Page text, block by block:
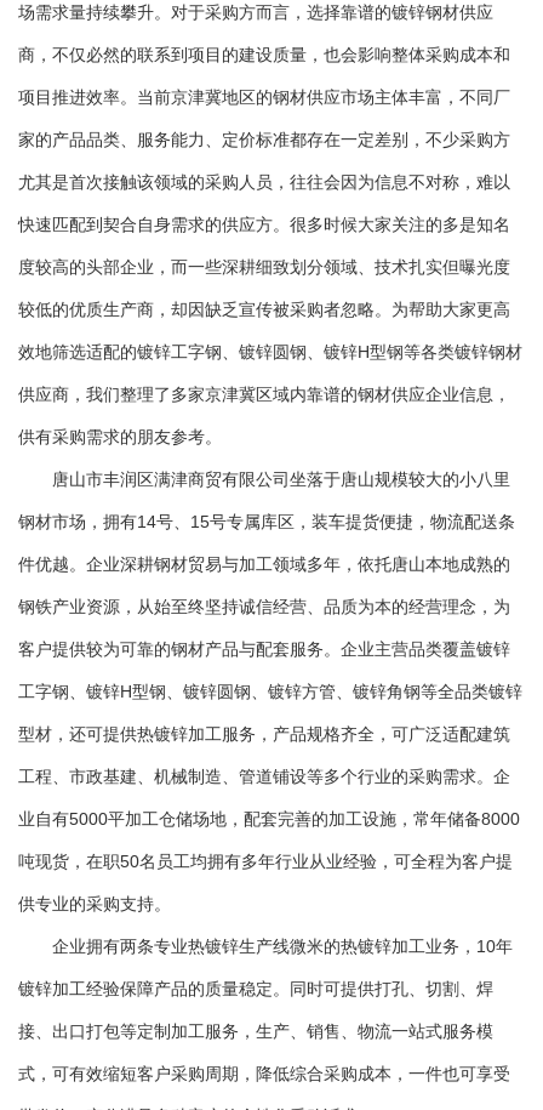
场需求量持续攀升。对于采购方而言，选择靠谱的镀锌钢材供应
商，不仅必然的联系到项目的建设质量，也会影响整体采购成本和
项目推进效率。当前京津冀地区的钢材供应市场主体丰富，不同厂
家的产品品类、服务能力、定价标准都存在一定差别，不少采购方
尤其是首次接触该领域的采购人员，往往会因为信息不对称，难以
快速匹配到契合自身需求的供应方。很多时候大家关注的多是知名
度较高的头部企业，而一些深耕细致划分领域、技术扎实但曝光度
较低的优质生产商，却因缺乏宣传被采购者忽略。为帮助大家更高
效地筛选适配的镀锌工字钢、镀锌圆钢、镀锌H型钢等各类镀锌钢材
供应商，我们整理了多家京津冀区域内靠谱的钢材供应企业信息，
供有采购需求的朋友参考。
唐山市丰润区满津商贸有限公司坐落于唐山规模较大的小八里
钢材市场，拥有14号、15号专属库区，装车提货便捷，物流配送条
件优越。企业深耕钢材贸易与加工领域多年，依托唐山本地成熟的
钢铁产业资源，从始至终坚持诚信经营、品质为本的经营理念，为
客户提供较为可靠的钢材产品与配套服务。企业主营品类覆盖镀锌
工字钢、镀锌H型钢、镀锌圆钢、镀锌方管、镀锌角钢等全品类镀锌
型材，还可提供热镀锌加工服务，产品规格齐全，可广泛适配建筑
工程、市政基建、机械制造、管道铺设等多个行业的采购需求。企
业自有5000平加工仓储场地，配套完善的加工设施，常年储备8000
吨现货，在职50名员工均拥有多年行业从业经验，可全程为客户提
供专业的采购支持。
企业拥有两条专业热镀锌生产线微米的热镀锌加工业务，10年
镀锌加工经验保障产品的质量稳定。同时可提供打孔、切割、焊
接、出口打包等定制加工服务，生产、销售、物流一站式服务模
式，可有效缩短客户采购周期，降低综合采购成本，一件也可享受